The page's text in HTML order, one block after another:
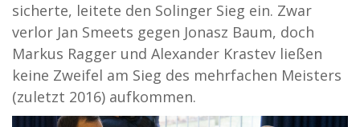
sicherte, leitete den Solinger Sieg ein. Zwar
verlor Jan Smeets gegen Jonasz Baum, doch
Markus Ragger und Alexander Krastev ließen
keine Zweifel am Sieg des mehrfachen Meisters
(zuletzt 2016) aufkommen.